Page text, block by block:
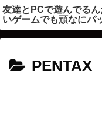
友達とPCで遊んでる
いゲームでも頑なにパ
PENTAX